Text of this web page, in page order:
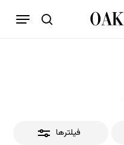
جستجو
فهرست
بستن
فیلترها